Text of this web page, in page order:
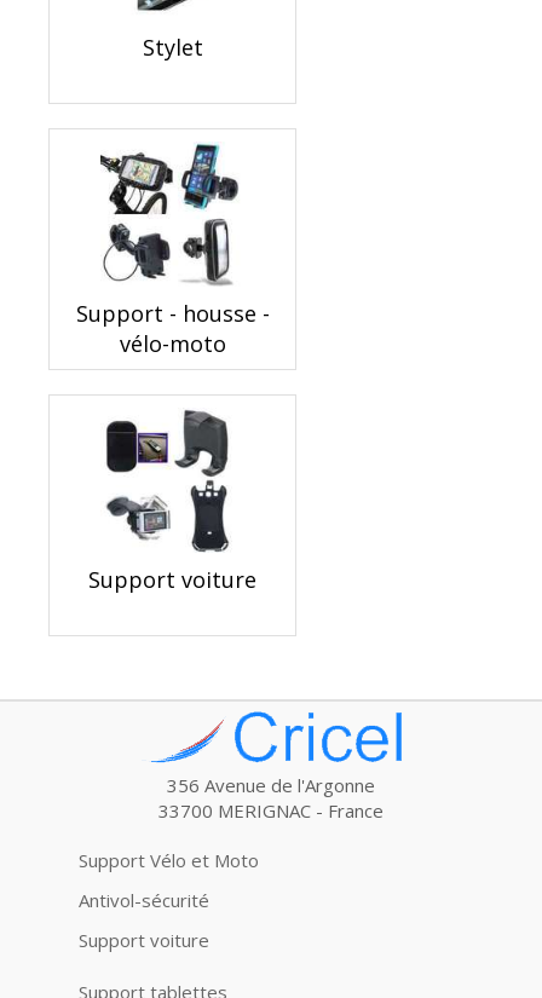
Stylet
Support - housse -
vélo-moto
Support voiture
356 Avenue de l'Argonne
33700 MERIGNAC - France
Support Vélo et Moto
Antivol-sécurité
Support voiture
Support tablettes